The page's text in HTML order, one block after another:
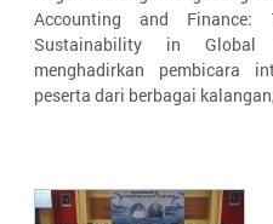
Accounting and Finance:
Sustainability in Global
menghadirkan pembicara
peserta dari berbagai